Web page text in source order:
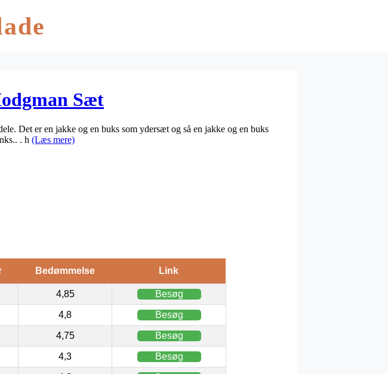
Sæt
Det er en jakke og en buks som ydersæt og så en jakke og en buks
. h (Læs mere)
Bedømmelse Link
4,85 Besøg
4,8 Besøg
4,75 Besøg
4,3 Besøg